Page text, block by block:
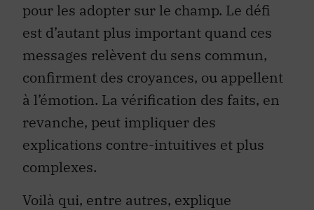
pour les adopter sur le champ. Le défi
est d’autant plus important quand ces
messages relèvent du sens commun,
confirment des croyances, ou appellent
à l’émotion. La vérification des faits, en
revanche, peut impliquer des
explications contre-intuitives et plus
complexes.
Voilà qui, entre autres, explique